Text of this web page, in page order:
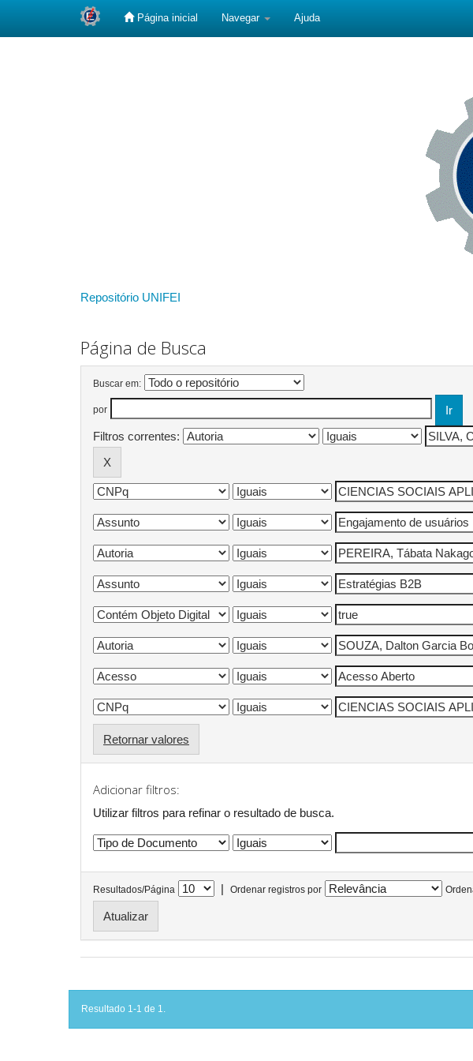
Página inicial Navegar Ajuda
Repositório UNIFEI
Página de Busca
Buscar em:
por
Filtros correntes:
Retornar valores
Adicionar filtros:
Utilizar filtros para refinar o resultado de busca.
Resultados/Página | Ordenar registros por
Resultado 1-1 de 1.